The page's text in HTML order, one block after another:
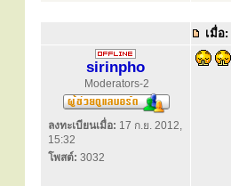
เมื่อ:
sirinpho
Moderators-2
ลงทะเบียนเมื่อ: 17 ก.ย. 2012,
15:32
โพสต์: 3032